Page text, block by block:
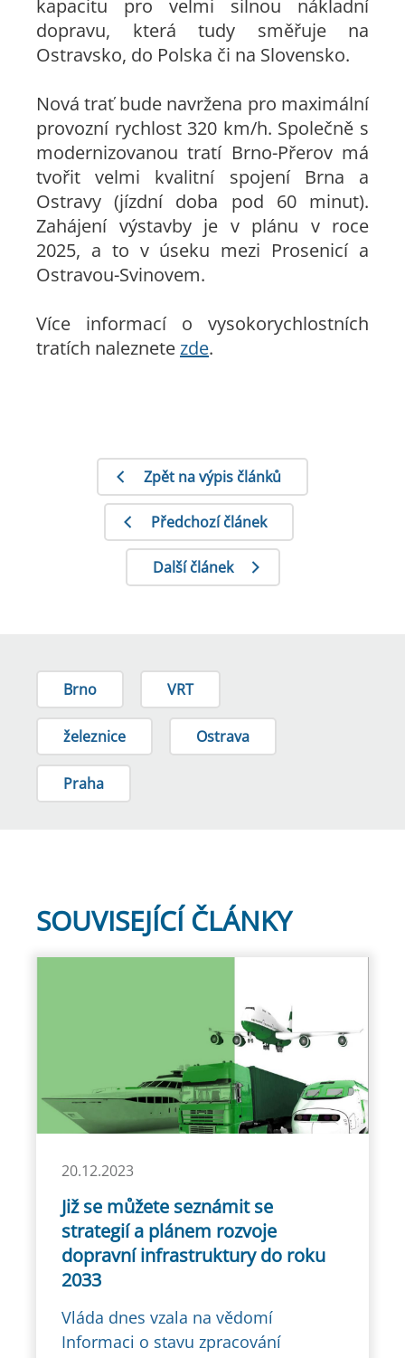
kapacitu pro velmi silnou nákladní
dopravu, která tudy směřuje na
Ostravsko, do Polska či na Slovensko.
Nová trať bude navržena pro maximální
provozní rychlost 320 km/h. Společně s
modernizovanou tratí Brno-Přerov má
tvořit velmi kvalitní spojení Brna a
Ostravy (jízdní doba pod 60 minut).
Zahájení výstavby je v plánu v roce
2025, a to v úseku mezi Prosenicí a
Ostravou-Svinovem.
Více informací o vysokorychlostních
tratích naleznetezde.
Zpět na výpis článků
Předchozí článek
Další článek
Brno VRT
železnice Ostrava
Praha
SOUVISEJÍCÍ ČLÁNKY
20.12.2023
Již se můžete seznámit se
strategií a plánem rozvoje
dopravní infrastruktury do roku
2033
Vláda dnes vzala na vědomí
Informaci o stavu zpracování